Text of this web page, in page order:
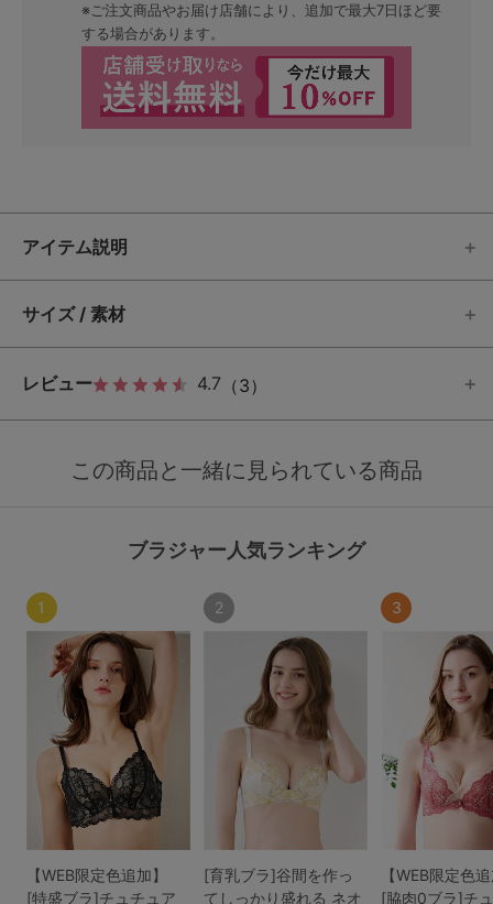
※ご注文商品やお届け店舗により、追加で最大7日ほど要
する場合があります。
アイテム説明
サイズ / 素材
レビュー 4.7 （3）
この商品と一緒に見られている商品
ブラジャー人気ランキング
1
【WEB限定色追加】
[特盛ブラ]チュチュア
2
[育乳ブラ]谷間を作っ
てしっかり盛れる ネオ
3
【WEB限定色
[脇肉0ブラ]チ